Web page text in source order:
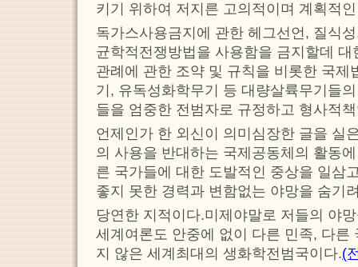
키기 위하여 저지른 고의적이며 계획적
독가스사용금지에 관한 헤그선언, 질식
균학적전쟁방법을 사용함을 금지할데
관례에 관한 조약 및 규칙을 비롯한 국제
기, 유독성화학무기 등 대량살륙무기들
들을 엄중한 전범자로 규정하고 형사적
언제인가 한 외신이 의미심장한 글을 실
의 사용을 반대하는 국제공동체의 활동
른 국가들에 대한 도발적인 중상을 일삼
좋지 못한 경력과 변함없는 야망을 숨기
당연한 지적이다.미제야말로 저들의 야
세계여론도 안중에 없이 다른 민족, 다른
지 않은 세계최대의 생화학전범국이다.(